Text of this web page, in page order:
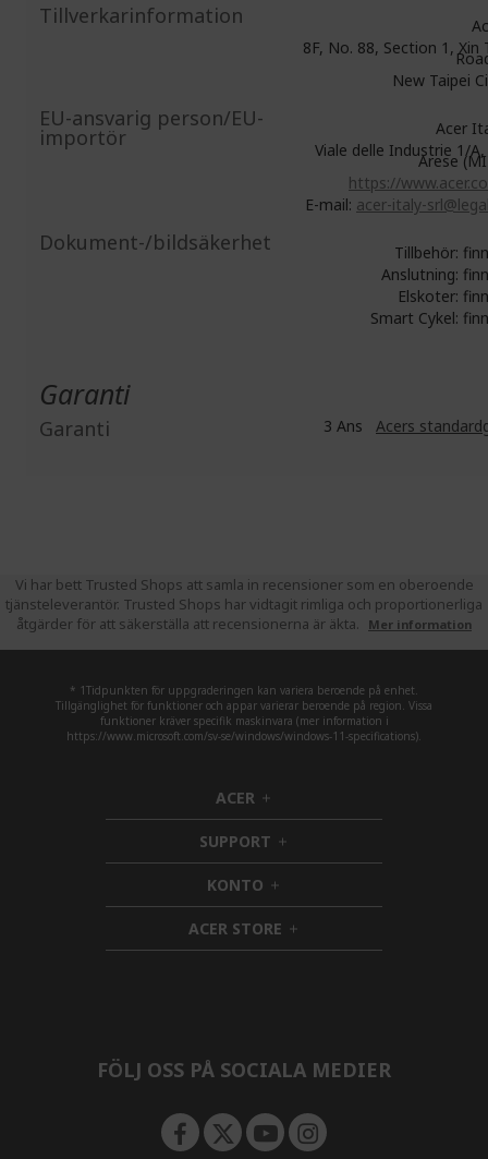
Tillverkarinformation
8F, No. 88, Section 1, Xin
New Taipei
EU-ansvarig person/EU-
importör
Acer
Viale delle Industrie 1/
Arese
https://
E-mail: acer-italy-
Dokument-/bildsäkerhet
Tillbehör:
Anslutning:
Elskoter:
Smart Cykel:
Garanti
Garanti 3 Ans Acers
Vi har bett Trusted Shops att samla in recensioner som en oberoende
tjänsteleverantör. Trusted Shops har vidtagit rimliga och proportionerliga
åtgärder för att säkerställa att recensionerna är äkta.
Mer information
* 1Tidpunkten för uppgraderingen kan variera beroende på enhet.
Tillgänglighet för funktioner och appar varierar beroende på region. Vissa
funktioner kräver specifik maskinvara (mer information i
https://www.microsoft.com/sv-se/windows/windows-11-specifications).
ACER h
i
d
d
e
n
SUPPORT h
i
d
d
e
n
KONTO h
i
d
d
ACER STORE h
i
FÖLJ OSS PÅ SOCIALA MEDIER